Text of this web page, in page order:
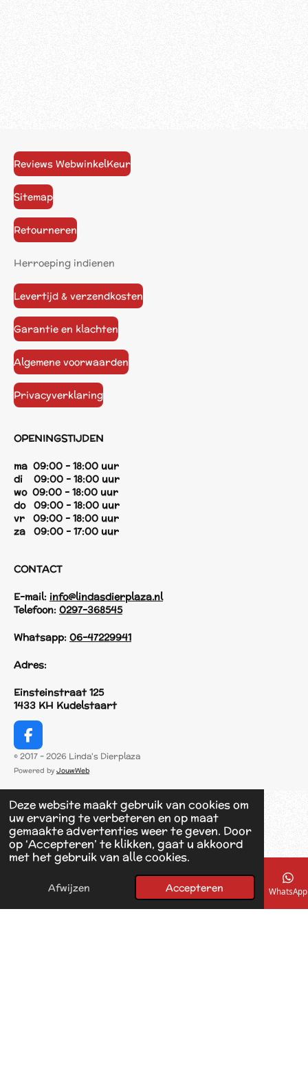
Deze website maakt gebruik van cookies om
uw ervaring te verbeteren en op maat
gemaakte advertenties weer te geven. Door
op ‘Accepteren’ te klikken, gaat u akkoord
met het gebruik van alle cookies.
Afwijzen Accepteren
Reviews WebwinkelKeur
Sitemap
Retourneren
Herroeping indienen
Levertijd & verzendkosten
Garantie en klachten
Algemene voorwaarden
Privacyverklaring
OPENINGSTIJDEN
ma 09:00 - 18:00 uur
di 09:00 - 18:00 uur
wo 09:00 - 18:00 uur
do 09:00 - 18:00 uur
vr 09:00 - 18:00 uur
za 09:00 - 17:00 uur
CONTACT
E-mail: info@lindasdierplaza.nl
Telefoon: 0297-368545
Whatsapp: 06-47229941
Adres:
Einsteinstraat 125
1433 KH Kudelstaart
F
a
c
b
o
o
k
© 2017 - 2026 Linda's Dierplaza
Powered by JouwWeb
E-mailadres Telefoonnummer Kaart Facebook WhatsApp